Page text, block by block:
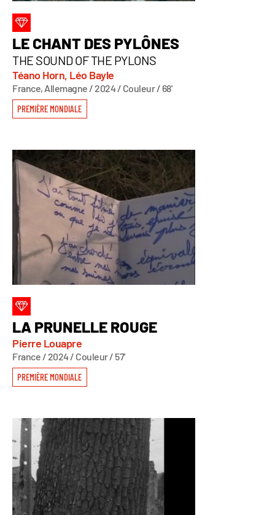
LE CHANT DES PYLÔNES
THE SOUND OF THE PYLONS
Téano Horn, Léo Bayle
France, Allemagne / 2024 / Couleur / 68'
PREMIÈRE MONDIALE
LA PRUNELLE ROUGE
Pierre Louapre
France / 2024 / Couleur / 57'
PREMIÈRE MONDIALE